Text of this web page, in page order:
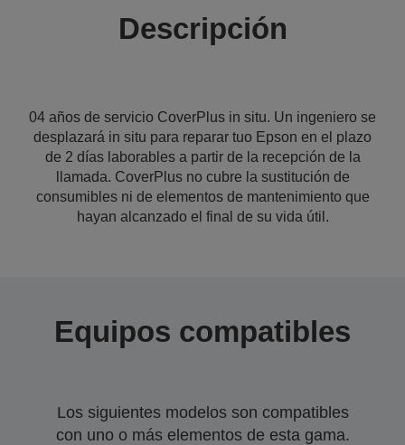
Descripción
04 años de servicio CoverPlus in situ. Un ingeniero se
desplazará in situ para reparar tuo Epson en el plazo
de 2 días laborables a partir de la recepción de la
llamada. CoverPlus no cubre la sustitución de
consumibles ni de elementos de mantenimiento que
hayan alcanzado el final de su vida útil.
Equipos compatibles
Los siguientes modelos son compatibles
con uno o más elementos de esta gama.